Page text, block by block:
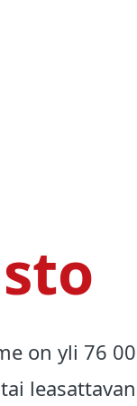
on yli 76